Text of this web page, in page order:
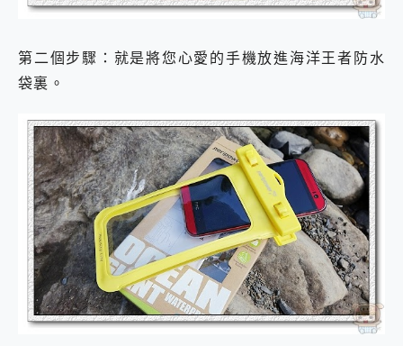
第二個步驟：就是將您心愛的手機放進海洋王者防水
袋裏。